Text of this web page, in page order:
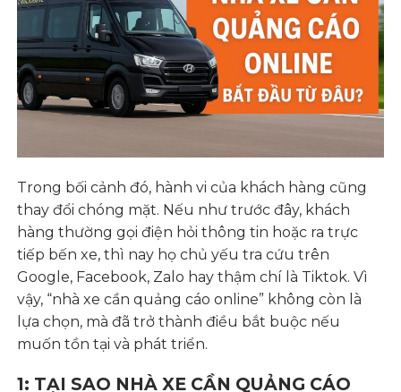
3.3. 3.3. “Từng chạy mà không hiệu quả”
4. 4: LÀM SAO ĐỂ QUẢNG CÁO ONLINE
HIỆU QUẢ CHO NHÀ XE?
4.1. 4.1. Xây dựng thương hiệu số cho nhà xe
4.3. 4.3. Theo dõi – tối ưu – cải thiện
5. 5. Các dấu hiệu nhà xe cần triển khai
quảng cáo online ngay
6. 6. Đã đến lúc nhà xe cần hành động:
Trong bối cảnh đó, hành vi của khách hàng cũng
thay đổi chóng mặt. Nếu như trước đây, khách
hàng thường gọi điện hỏi thông tin hoặc ra trực
tiếp bến xe, thì nay họ chủ yếu tra cứu trên
Google, Facebook, Zalo hay thậm chí là Tiktok. Vì
vậy, “nhà xe cần quảng cáo online” không còn là
lựa chọn, mà đã trở thành điều bắt buộc nếu
muốn tồn tại và phát triển.
1: TẠI SAO NHÀ XE CẦN QUẢNG CÁO